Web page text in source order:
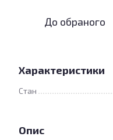
До обраного
Характеристики
Стан
Опис